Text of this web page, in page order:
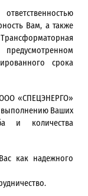
Вам, а также
срока
«СПЕЦЭНЕРГО»
выполнению Ваших
и количества
как надежного